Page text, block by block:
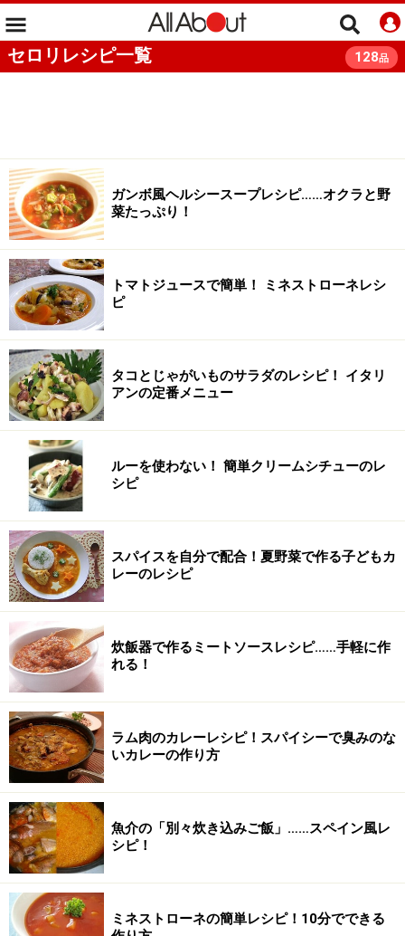
セロリレシピ一覧 128品
ガンボ風ヘルシースープレシピ……オクラと野
菜たっぷり！
トマトジュースで簡単！ ミネストローネレシ
ピ
タコとじゃがいものサラダのレシピ！ イタリ
アンの定番メニュー
ルーを使わない！ 簡単クリームシチューのレ
シピ
スパイスを自分で配合！夏野菜で作る子どもカ
レーのレシピ
炊飯器で作るミートソースレシピ……手軽に作
れる！
ラム肉のカレーレシピ！スパイシーで臭みのな
いカレーの作り方
魚介の「別々炊き込みご飯」……スペイン風レ
シピ！
ミネストローネの簡単レシピ！10分でできる